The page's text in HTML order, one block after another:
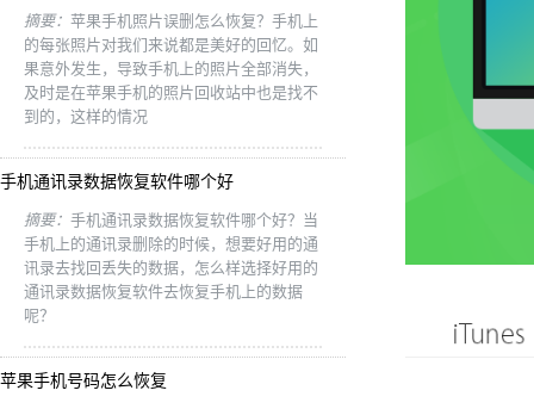
摘要： 苹果手机照片误删怎么恢复？手机上
的每张照片对我们来说都是美好的回忆。如
果意外发生，导致手机上的照片全部消失，
及时是在苹果手机的照片回收站中也是找不
到的，这样的情况
手机通讯录数据恢复软件哪个好
摘要： 手机通讯录数据恢复软件哪个好？当
手机上的通讯录删除的时候，想要好用的通
讯录去找回丢失的数据，怎么样选择好用的
通讯录数据恢复软件去恢复手机上的数据
呢？
苹果手机号码怎么恢复